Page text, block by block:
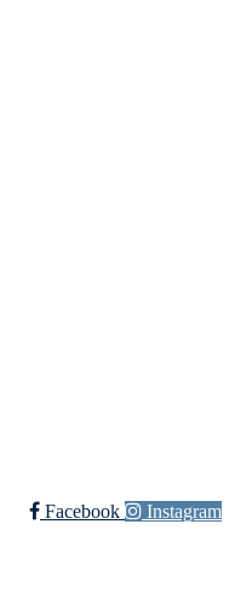
Facebook Instagram